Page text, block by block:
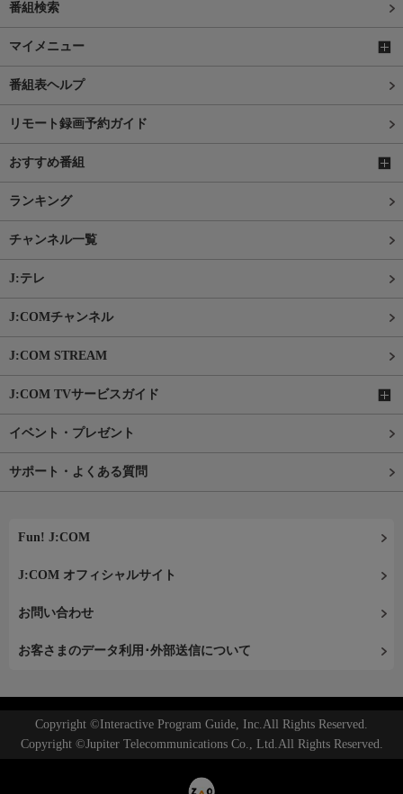
番組検索
マイメニュー
番組表ヘルプ
リモート録画予約ガイド
おすすめ番組
ランキング
チャンネル一覧
J:テレ
J:COMチャンネル
J:COM STREAM
J:COM TVサービスガイド
イベント・プレゼント
サポート・よくある質問
Fun! J:COM
J:COM オフィシャルサイト
お問い合わせ
お客さまのデータ利用･外部送信について
Copyright ©Interactive Program Guide, Inc.All Rights Reserved.
Copyright ©Jupiter Telecommunications Co., Ltd.All Rights Reserved.